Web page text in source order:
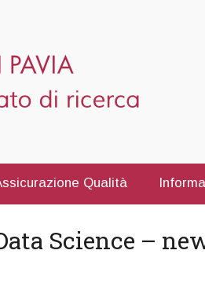
Qualità
Science –